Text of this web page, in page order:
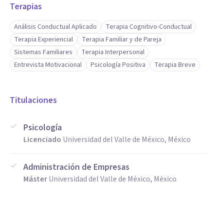
Terapias
Análisis Conductual Aplicado
Terapia Cognitivo-Conductual
Terapia Experiencial
Terapia Familiar y de Pareja
Sistemas Familiares
Terapia Interpersonal
Entrevista Motivacional
Psicología Positiva Terapia Breve
Titulaciones
Psicología
Licenciado Universidad del Valle de México, México
Administración de Empresas
MásterUniversidad del Valle de México, México